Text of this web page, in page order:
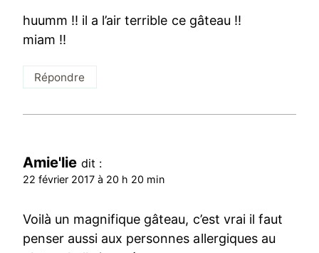
huumm !! il a l’air terrible ce gâteau !!
miam !!
Répondre
Amie'lie dit :
22 février 2017 à 20 h 20 min
Voilà un magnifique gâteau, c’est vrai il faut
penser aussi aux personnes allergiques au